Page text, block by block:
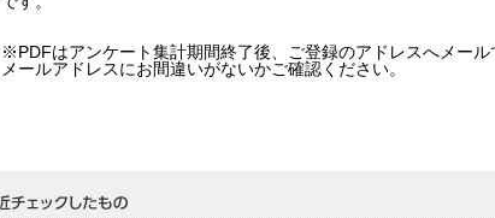
※PDFはアンケート集計期間終了後、ご登録のアドレスへメー
メールアドレスにお間違いがないかご確認ください。